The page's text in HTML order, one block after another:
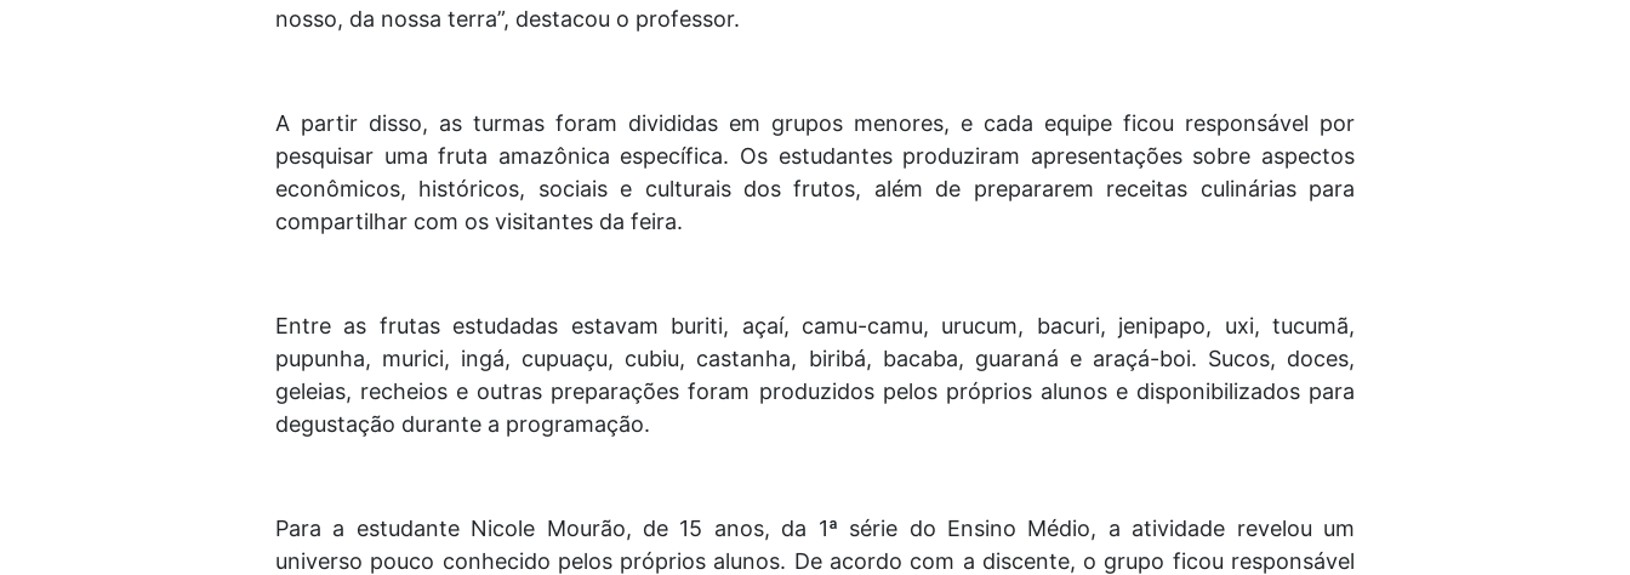
nosso, da nossa terra”, destacou o professor.
A partir disso, as turmas foram divididas em grupos menores, e cada equipe ficou responsável por
pesquisar uma fruta amazônica específica. Os estudantes produziram apresentações sobre aspectos
econômicos, históricos, sociais e culturais dos frutos, além de prepararem receitas culinárias para
compartilhar com os visitantes da feira.
Entre as frutas estudadas estavam buriti, açaí, camu-camu, urucum, bacuri, jenipapo, uxi, tucumã,
pupunha, murici, ingá, cupuaçu, cubiu, castanha, biribá, bacaba, guaraná e araçá-boi. Sucos, doces,
geleias, recheios e outras preparações foram produzidos pelos próprios alunos e disponibilizados para
degustação durante a programação.
Para a estudante Nicole Mourão, de 15 anos, da 1ª série do Ensino Médio, a atividade revelou um
universo pouco conhecido pelos próprios alunos. De acordo com a discente, o grupo ficou responsável